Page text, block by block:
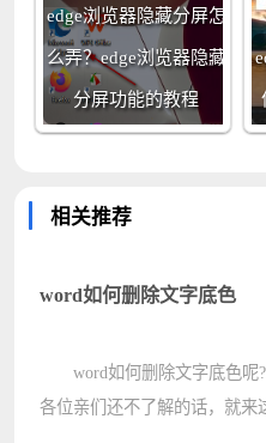
edge浏览器隐藏分屏怎
么弄？edge浏览器隐藏
分屏功能的教程
相关推荐
word如何删除文字底色
word如何删除文字底色呢
各位亲们还不了解的话，就来